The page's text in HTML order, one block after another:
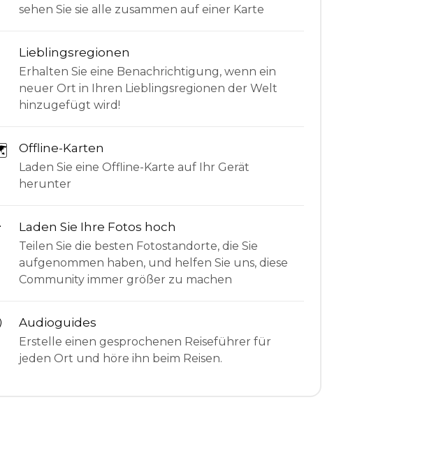
sehen Sie sie alle zusammen auf einer Karte
Lieblingsregionen
Erhalten Sie eine Benachrichtigung, wenn ein
neuer Ort in Ihren Lieblingsregionen der Welt
hinzugefügt wird!
Offline-Karten
Laden Sie eine Offline-Karte auf Ihr Gerät
herunter
Laden Sie Ihre Fotos hoch
Teilen Sie die besten Fotostandorte, die Sie
aufgenommen haben, und helfen Sie uns, diese
Community immer größer zu machen
Audioguides
Erstelle einen gesprochenen Reiseführer für
jeden Ort und höre ihn beim Reisen.